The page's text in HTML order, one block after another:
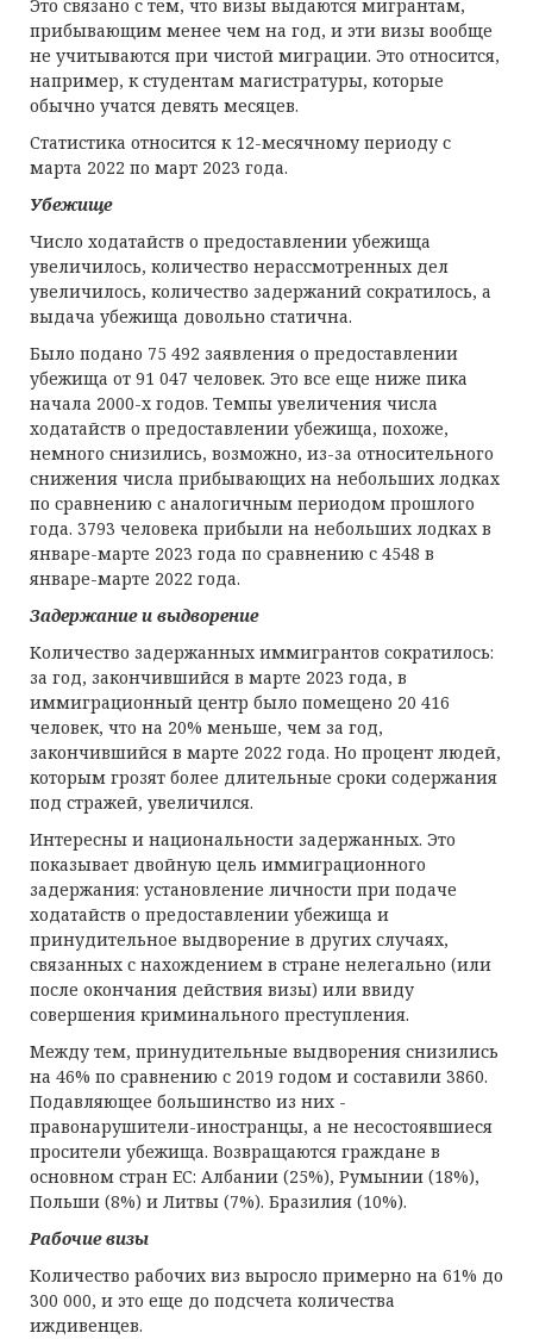
Это связано с тем, что визы выдаются мигрантам,
прибывающим менее чем на год, и эти визы вообще
не учитываются при чистой миграции. Это относится,
например, к студентам магистратуры, которые
обычно учатся девять месяцев.
Статистика относится к 12-месячному периоду с
марта 2022 по март 2023 года.
Убежище
Число ходатайств о предоставлении убежища
увеличилось, количество нерассмотренных дел
увеличилось, количество задержаний сократилось, а
выдача убежища довольно статична.
Было подано 75 492 заявления о предоставлении
убежища от 91 047 человек. Это все еще ниже пика
начала 2000-х годов. Темпы увеличения числа
ходатайств о предоставлении убежища, похоже,
немного снизились, возможно, из-за относительного
снижения числа прибывающих на небольших лодках
по сравнению с аналогичным периодом прошлого
года. 3793 человека прибыли на небольших лодках в
январе-марте 2023 года по сравнению с 4548 в
январе-марте 2022 года.
Задержание и выдворение
Количество задержанных иммигрантов сократилось:
за год, закончившийся в марте 2023 года, в
иммиграционный центр было помещено 20 416
человек, что на 20% меньше, чем за год,
закончившийся в марте 2022 года. Но процент людей,
которым грозят более длительные сроки содержания
под стражей, увеличился.
Интересны и национальности задержанных. Это
показывает двойную цель иммиграционного
задержания: установление личности при подаче
ходатайств о предоставлении убежища и
принудительное выдворение в других случаях,
связанных с нахождением в стране нелегально (или
после окончания действия визы) или ввиду
совершения криминального преступления.
Между тем, принудительные выдворения снизились
на 46% по сравнению с 2019 годом и составили 3860.
Подавляющее большинство из них -
правонарушители-иностранцы, а не несостоявшиеся
просители убежища. Возвращаются граждане в
основном стран ЕС: Албании (25%), Румынии (18%),
Польши (8%) и Литвы (7%). Бразилия (10%).
Рабочие визы
Количество рабочих виз выросло примерно на 61% до
300 000, и это еще до подсчета количества
иждивенцев.